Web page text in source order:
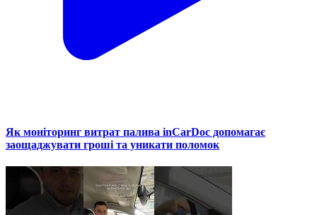
Як моніторинг витрат палива inCarDoc допомагає
заощаджувати гроші та уникати поломок